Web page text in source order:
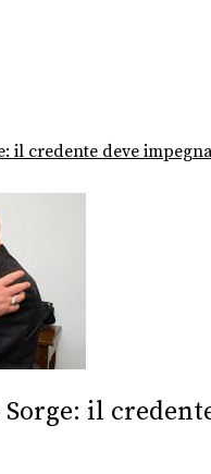
il credente deve
Sorge: il